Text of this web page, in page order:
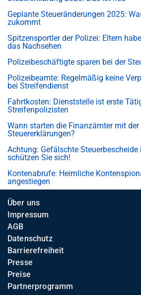
Geplante Steueränderungen 2025:
zukommt
Spitzensportler der Polizei: Eltern
das Nachsehen
Polizeibeschäftigte sparen bei der
Polizeibeamte: Regelmäßig keine
bei Streifendienst
Fahrtkosten: Dienststelle ist erste
Streifenpolizisten
Wann starten die Finanzämter mit
Steuererklärungen?
Achtung: Gefälschte
schützen Sie sich!
Kontenabrufe: Heimliche
angestiegen
Über uns
Impressum
AGB
Datenschutz
Barrierefreiheit
Presse
Preise
Partnerprogramm